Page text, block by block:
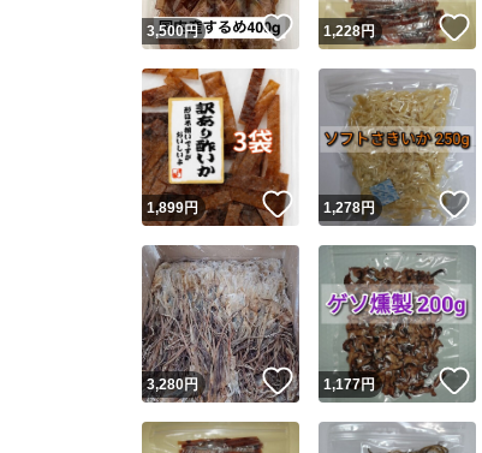
3,500円 いいね！
1,228円
1,899円 いいね！
1,278円
3,280円 いいね！
1,177円